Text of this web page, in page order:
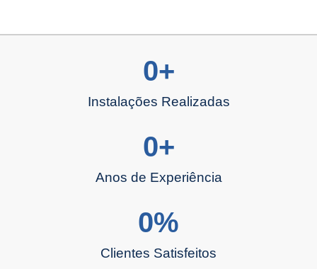
Instalações Realizadas
0+
Anos de Experiência
0+
Clientes Satisfeitos
0%